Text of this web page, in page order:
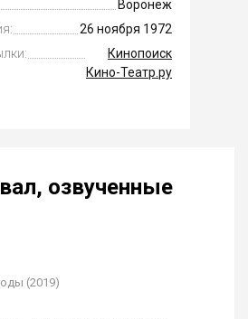
Воронеж
26 ноября 1972
Кинопоиск
Кино-Театр.ру
озвученные
(2019)